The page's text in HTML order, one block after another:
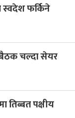
स्वदेश फर्किने
चल्दा सेयर
तिब्बत पक्षीय